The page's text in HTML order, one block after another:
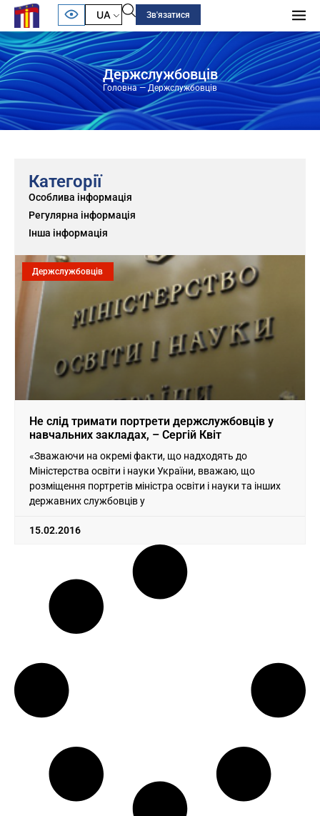
UA Зв'язатися
Держслужбовців
Головна— Держслужбовців
Категорії
Особлива інформація
Регулярна інформація
Інша інформація
Держслужбовців
Не слід тримати портрети держслужбовців у
навчальних закладах, – Сергій Квіт
«Зважаючи на окремі факти, що надходять до
Міністерства освіти і науки України, вважаю, що
розміщення портретів міністра освіти і науки та інших
державних службовців у
15.02.2016